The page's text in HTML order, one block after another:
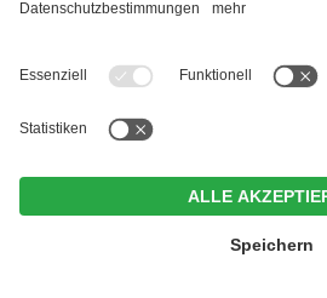
Grundregeln beachten und den
Majestic - Unique Spa Resort ****S